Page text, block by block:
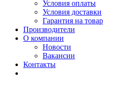
Условия оплаты
Условия доставки
Гарантия на товар
Производители
О компании
Новости
Вакансии
Контакты